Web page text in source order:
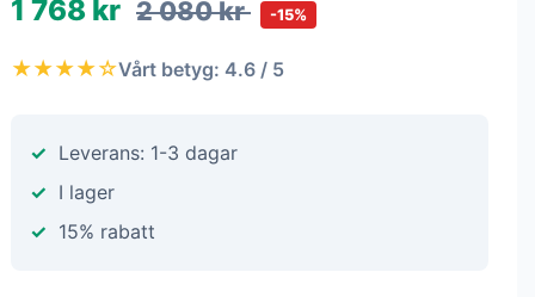
1 768 kr 2 080 kr -15%
★★★★☆Vårt betyg: 4.6 / 5
Leverans: 1-3 dagar
I lager
15% rabatt